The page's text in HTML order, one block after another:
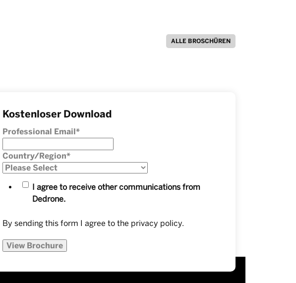
ALLE BROSCHÜREN
Kostenloser Download
Professional Email *
Country/Region*
I agree to receive other communications from
Dedrone.
By sending this form I agree to the privacy policy.